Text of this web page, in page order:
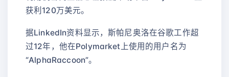
获利120万美元。
据LinkedIn资料显示，斯帕尼奥洛在谷歌工作超
过12年，他在Polymarket上使用的用户名为
“AlphaRaccoon”。